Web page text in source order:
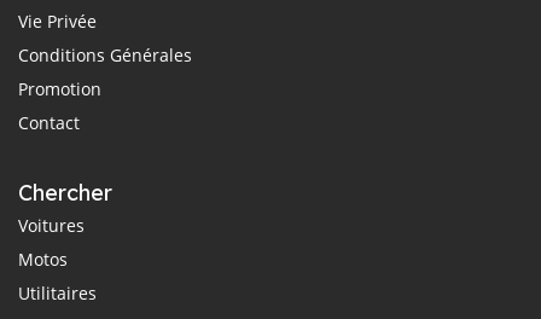
Vie Privée
Conditions Générales
Promotion
Contact
Chercher
Voitures
Motos
Utilitaires